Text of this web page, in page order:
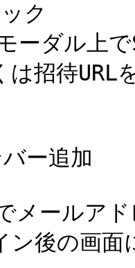
ク
は招待URL
ー追加
ールアド
ン後の画